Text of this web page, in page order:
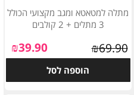
מתלה למטאטא ומגב מקצועי הכולל
3 מתלים + 2 קולבים
₪69.90
₪39.90
הוספה לסל